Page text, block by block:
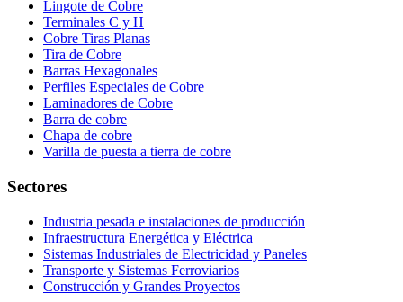
Lingote de Cobre
Terminales C y H
Cobre Tiras Planas
Tira de Cobre
Barras Hexagonales
Perfiles Especiales de Cobre
Laminadores de Cobre
Barra de cobre
Chapa de cobre
Varilla de puesta a tierra de cobre
Sectores
Industria pesada e instalaciones de producción
Infraestructura Energética y Eléctrica
Sistemas Industriales de Electricidad y Paneles
Transporte y Sistemas Ferroviarios
Construcción y Grandes Proyectos